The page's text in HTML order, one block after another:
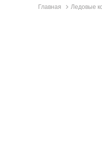
Главная Ледовые